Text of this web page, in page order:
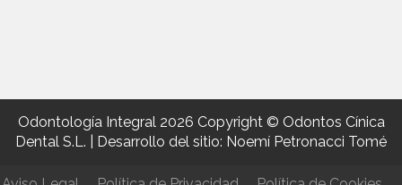
Odontología Integral 2026 Copyright © Odontos Cínica
Dental S.L. | Desarrollo del sitio: Noemí Petronacci Tomé